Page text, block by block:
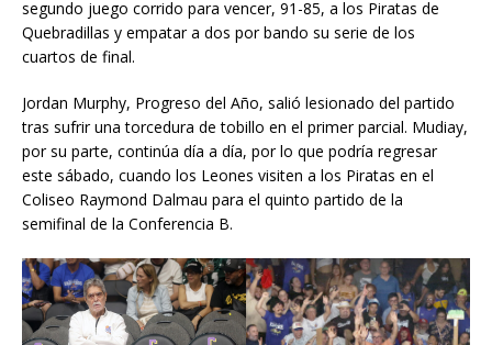
segundo juego corrido para vencer, 91-85, a los Piratas de
Quebradillas y empatar a dos por bando su serie de los
cuartos de final.
Jordan Murphy, Progreso del Año, salió lesionado del partido
tras sufrir una torcedura de tobillo en el primer parcial. Mudiay,
por su parte, continúa día a día, por lo que podría regresar
este sábado, cuando los Leones visiten a los Piratas en el
Coliseo Raymond Dalmau para el quinto partido de la
semifinal de la Conferencia B.